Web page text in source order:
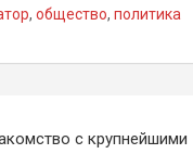
, общество, политика
с крупнейшими